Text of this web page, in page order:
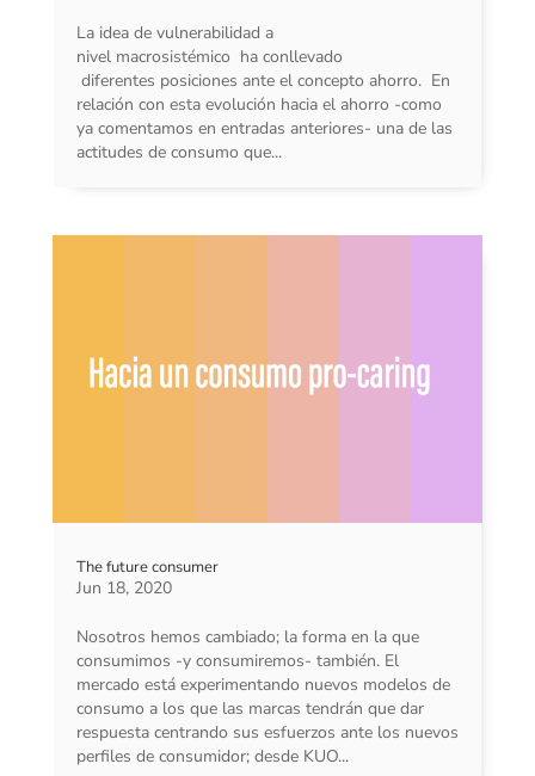
La idea de vulnerabilidad a
nivel macrosistémico ha conllevado
diferentes posiciones ante el concepto ahorro. En
relación con esta evolución hacia el ahorro -como
ya comentamos en entradas anteriores- una de las
actitudes de consumo que...
The future consumer
Jun 18, 2020
Nosotros hemos cambiado; la forma en la que
consumimos -y consumiremos- también. El
mercado está experimentando nuevos modelos de
consumo a los que las marcas tendrán que dar
respuesta centrando sus esfuerzos ante los nuevos
perfiles de consumidor; desde KUO...